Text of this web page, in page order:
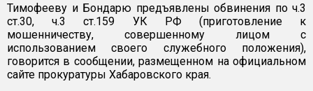
Тимофееву и Бондарю предъявлены обвинения по ч.3
ст.30, ч.3 ст.159 УК РФ (приготовление к
мошенничеству, совершенному лицом с
использованием своего служебного положения),
говорится в сообщении, размещенном на официальном
сайте прокуратуры Хабаровского края.